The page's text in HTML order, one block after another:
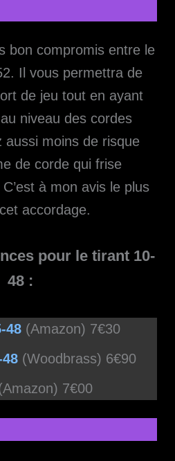
bon compromis entre le
Il vous permettra de
de jeu tout en ayant
niveau des cordes
aussi moins de risque
de corde qui frise
à mon avis le plus
accordage.
pour le tirant 10-
48 :
48 (Amazon) 7€30
(Woodbrass) 6€90
7€00